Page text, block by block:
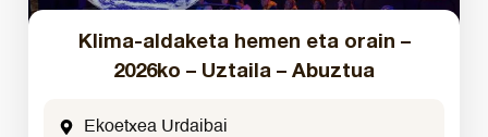
Klima-aldaketa hemen eta orain –
2026ko – Uztaila – Abuztua
Ekoetxea Urdaibai